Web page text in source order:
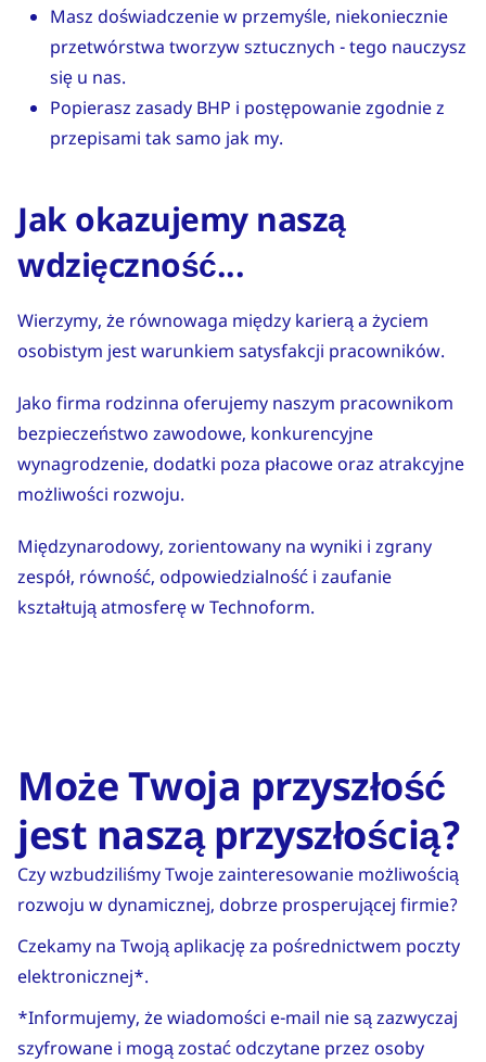
Masz doświadczenie w przemyśle, niekoniecznie
przetwórstwa tworzyw sztucznych - tego nauczysz
się u nas.
Popierasz zasady BHP i postępowanie zgodnie z
przepisami tak samo jak my.
Jak okazujemy naszą
wdzięczność...
Wierzymy, że równowaga między karierą a życiem
osobistym jest warunkiem satysfakcji pracowników.
Jako firma rodzinna oferujemy naszym pracownikom
bezpieczeństwo zawodowe, konkurencyjne
wynagrodzenie, dodatki poza płacowe oraz atrakcyjne
możliwości rozwoju.
Międzynarodowy, zorientowany na wyniki i zgrany
zespół, równość, odpowiedzialność i zaufanie
kształtują atmosferę w Technoform.
Może Twoja przyszłość
jest naszą przyszłością?
Czy wzbudziliśmy Twoje zainteresowanie możliwością
rozwoju w dynamicznej, dobrze prosperującej firmie?
Czekamy na Twoją aplikację za pośrednictwem poczty
elektronicznej*.
*Informujemy, że wiadomości e-mail nie są zazwyczaj
szyfrowane i mogą zostać odczytane przez osoby